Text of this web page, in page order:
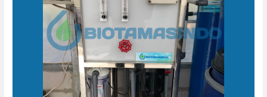
Wanadelima